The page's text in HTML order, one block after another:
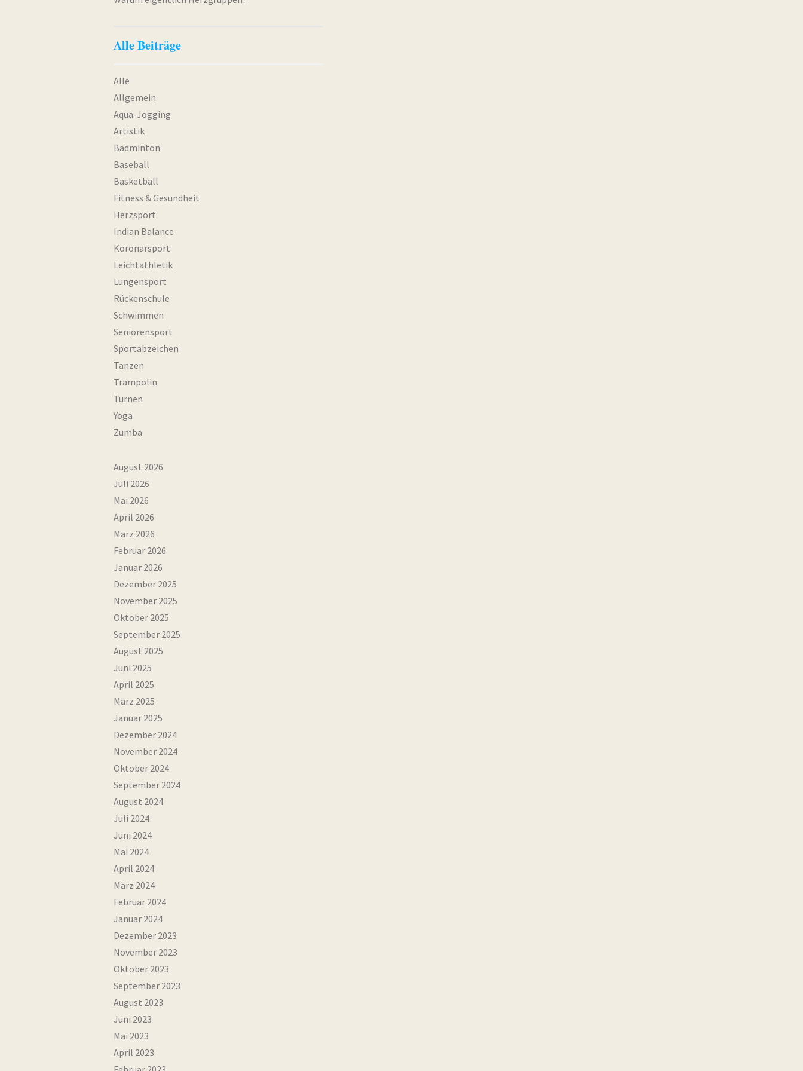
Alle Beiträge
Alle
Allgemein
Aqua-Jogging
Artistik
Badminton
Baseball
Basketball
Fitness & Gesundheit
Herzsport
Indian Balance
Koronarsport
Leichtathletik
Lungensport
Rückenschule
Schwimmen
Seniorensport
Sportabzeichen
Tanzen
Trampolin
Turnen
Yoga
Zumba
August 2026
Juli 2026
Mai 2026
April 2026
März 2026
Februar 2026
Januar 2026
Dezember 2025
November 2025
Oktober 2025
September 2025
August 2025
Juni 2025
April 2025
März 2025
Januar 2025
Dezember 2024
November 2024
Oktober 2024
September 2024
August 2024
Juli 2024
Juni 2024
Mai 2024
April 2024
März 2024
Februar 2024
Januar 2024
Dezember 2023
November 2023
Oktober 2023
September 2023
August 2023
Juni 2023
Mai 2023
April 2023